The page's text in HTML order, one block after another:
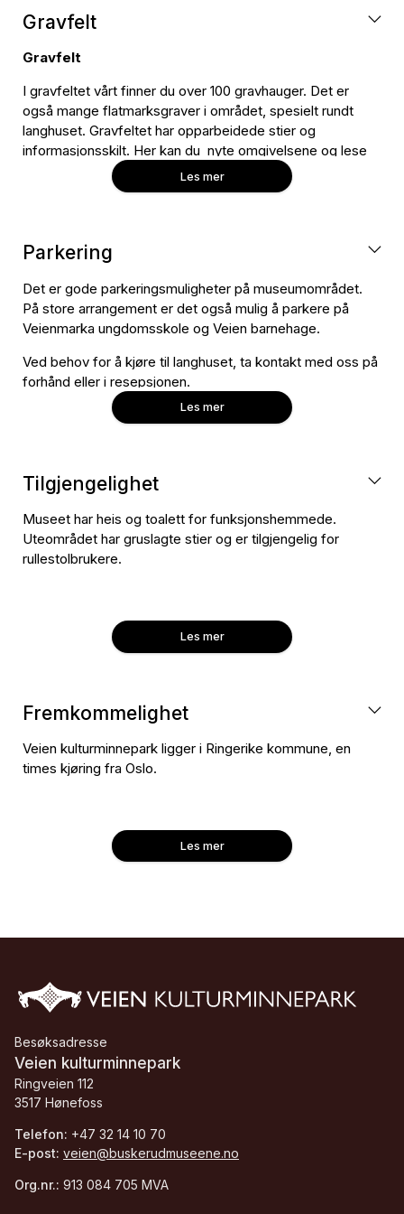
Gravfelt
Gravfelt
I gravfeltet vårt finner du over 100 gravhauger. Det er
også mange flatmarksgraver i området, spesielt rundt
langhuset. Gravfeltet har opparbeidede stier og
informasjonsskilt. Her kan du nyte omgivelsene og lese
om feltes rike historie.Du trenger ikke billett for å gå i
gravfeltet vårt, men det er fint om dere kontakter oss om
kolliderer med opplegg vi har.
Grilling er strengt forbudt utenom etter avtale
med oss.
Facebook for mer informasjon.
Vi setter stor pris på at parken brukes til turgåing, men
husk at det er båndtvang her som andre steder.
Les mer
Parkering
Det er gode parkeringsmuligheter på museumområdet.
På store arrangement er det også mulig å parkere på
Veienmarka ungdomsskole og Veien barnehage.
Ved behov for å kjøre til langhuset, ta kontakt med oss på
forhånd eller i resepsjonen.
Les mer
Tilgjengelighet
Museet har heis og toalett for funksjonshemmede.
Uteområdet har gruslagte stier og er tilgjengelig for
rullestolbrukere.
Les mer
Fremkommelighet
Veien kulturminnepark ligger i Ringerike kommune, en
times kjøring fra Oslo.
Les mer
Besøksadresse
Veien kulturminnepark
Ringveien 112
3517 Hønefoss
Telefon: +47 32 14 10 70
E-post: veien@buskerudmuseene.no
Org.nr.: 913 084 705 MVA